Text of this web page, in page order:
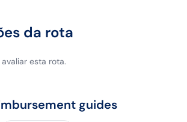
da rota
esta rota.
guides